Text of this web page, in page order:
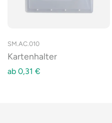
SM.AC.010
Kartenhalter
ab 0,31 €